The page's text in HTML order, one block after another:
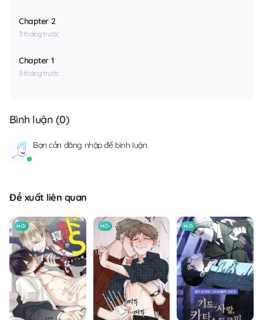
Chapter 2
3 tháng trước
Chapter 1
3 tháng trước
Bình luận (0)
Bạn cần đăng nhậpđể bình luận.
Đề xuất liên quan
MỚI MỚI MỚI